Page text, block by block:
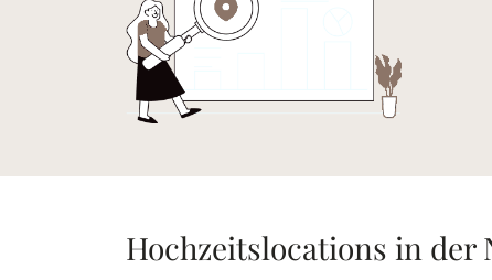
Hochzeitslocations in der